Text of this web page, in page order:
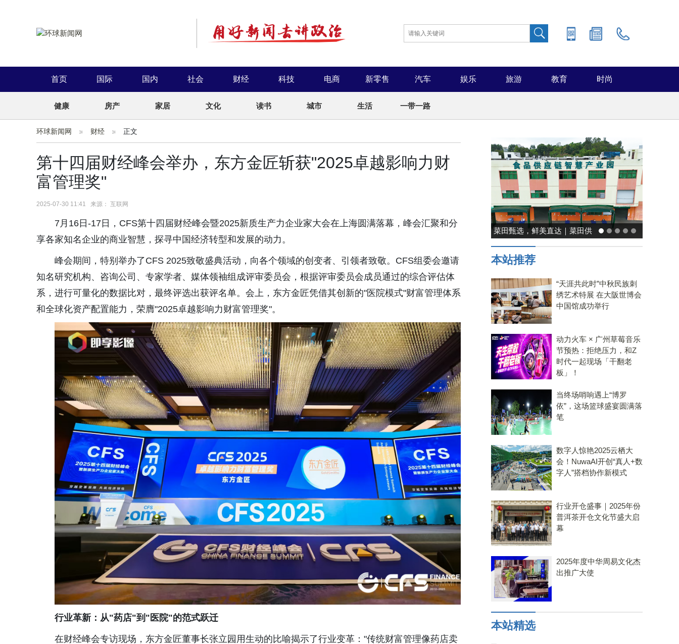
首页 国际 国内 社会 财经 科技 电商 新零售 汽车 娱乐 旅游 教育 时尚
健康 房产 家居 文化 读书 城市 生活 一带一路
环球新闻网 财经 正文
第十四届财经峰会举办，东方金匠斩获"2025卓越影响力财
富管理奖"
2025-07-30 11:41 来源： 互联网
7月16日-17日，CFS第十四届财经峰会暨2025新质生产力企业家大会在上海圆满落幕，峰会汇聚和分
享各家知名企业的商业智慧，探寻中国经济转型和发展的动力。
峰会期间，特别举办了CFS 2025致敬盛典活动，向各个领域的创变者、引领者致敬。CFS组委会邀请
知名研究机构、咨询公司、专家学者、媒体领袖组成评审委员会，根据评审委员会成员通过的综合评估体
系，进行可量化的数据比对，最终评选出获评名单。会上，东方金匠凭借其创新的"医院模式"财富管理体系
和全球化资产配置能力，荣膺"2025卓越影响力财富管理奖"。
行业革新：从"药店"到"医院"的范式跃迁
在财经峰会专访现场，东方金匠董事长张立园用生动的比喻揭示了行业变革："传统财富管理像药店卖
能率日式厨房美学：既要此刻
温馨，也要未来可期
本站推荐
“天涯共此时”中秋民族刺
绣艺术特展 在大阪世博会
中国馆成功举行
动力火车 × 广州草莓音乐
节预热：拒绝压力，和Z
时代一起现场「干翻老
板」！
当终场哨响遇上“博罗
依”，这场篮球盛宴圆满落
笔
数字人惊艳2025云栖大
会！NuwaAI开创“真人+数
字人”搭档协作新模式
行业开仓盛事｜2025年份
普洱茶开仓文化节盛大启
幕
2025年度中华周易文化杰
出推广大使
本站精选